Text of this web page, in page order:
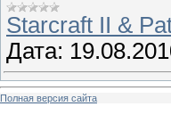
Starcraft II &
Дата:
Полная версия сайта